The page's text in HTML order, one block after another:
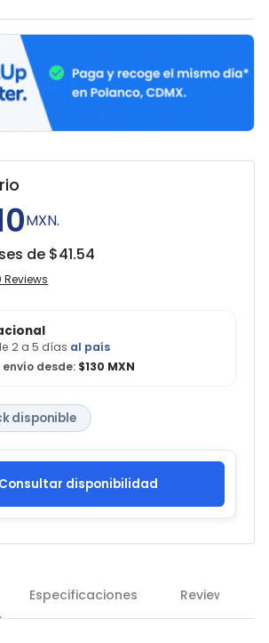
MXN.
de $41.54
Reviews
2 a 5 días al país
desde: $130 MXN
disponible
Consultar disponibilidad
Especificaciones Reviews